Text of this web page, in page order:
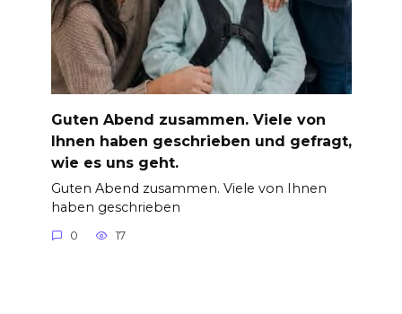
Guten Abend zusammen. Viele von
Ihnen haben geschrieben und gefragt,
wie es uns geht.
Guten Abend zusammen. Viele von Ihnen
haben geschrieben
0 17